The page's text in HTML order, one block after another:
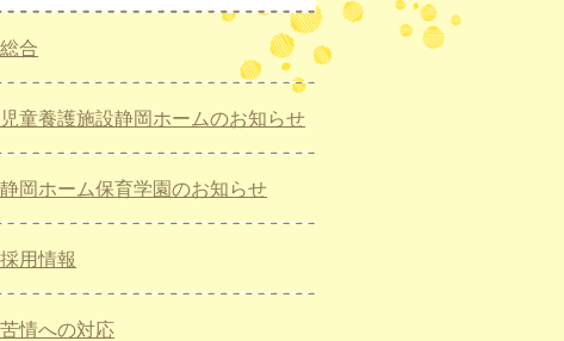
総合
児童養護施設静岡ホームのお知らせ
静岡ホーム保育学園のお知らせ
採用情報
苦情への対応